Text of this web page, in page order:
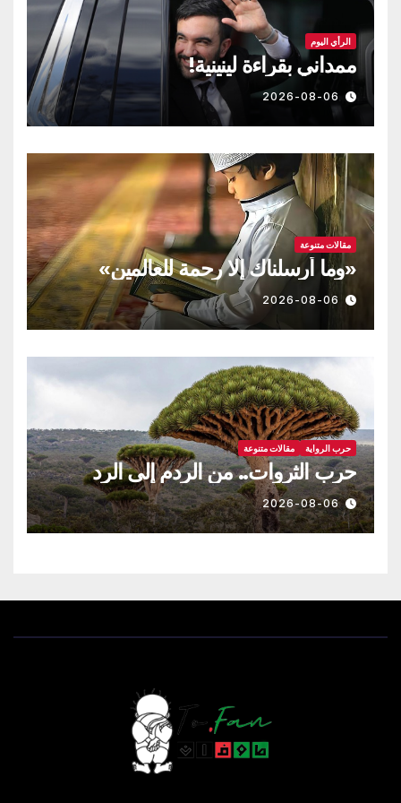
الرأي اليوم
ممداني بقراءة لينينية!
2026-08-06
مقالات متنوعة
«وما أرسلناك إلا رحمة للعالمين»
2026-08-06
حرب الرواية مقالات متنوعة
حرب الثروات.. من الردم إلى الرد
2026-08-06